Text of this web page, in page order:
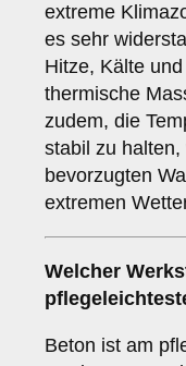
extreme
es sehr
Hitze, Kälte
thermische
zudem, die
stabil zu
bevorzugten
extremen
Welcher
Beton ist am